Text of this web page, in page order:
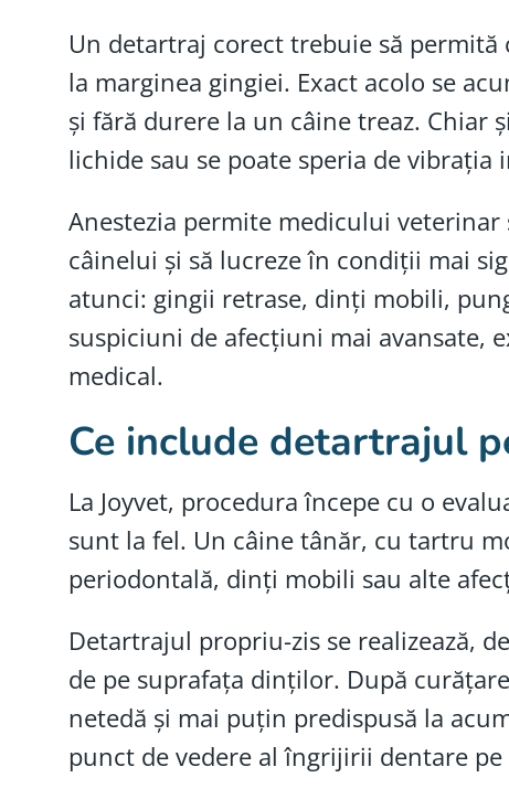
Un detartraj corect trebuie să
la marginea gingiei. Exact acolo se
și fără durere la un câine treaz. Chiar
lichide sau se poate speria de
Anestezia permite medicului
câinelui și să lucreze în condiții mai
atunci: gingii retrase, dinți mobili,
suspiciuni de afecțiuni mai avansate,
medical.
Ce include detartrajul
La Joyvet, procedura începe cu o
sunt la fel. Un câine tânăr, cu tartru
periodontală, dinți mobili sau alte
Detartrajul propriu-zis se realizează,
de pe suprafața dinților. După
netedă și mai puțin predispusă la
punct de vedere al îngrijirii dentare